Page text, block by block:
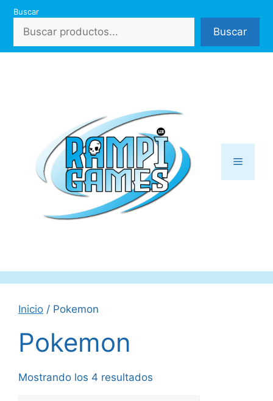
Saltar
contenido
Buscar
Buscar
Menú
Inicio / Pokemon
Pokemon
Mostrando los 4 resultados